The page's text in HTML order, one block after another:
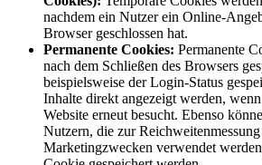
nachdem ein Nutzer ein Online-
Browser geschlossen hat.
Permanente Cookies: Permanente
nach dem Schließen des Browsers
beispielsweise der Login-Status
Inhalte direkt angezeigt werden,
Website erneut besucht. Ebenso
Nutzern, die zur
Marketingzwecken verwendet